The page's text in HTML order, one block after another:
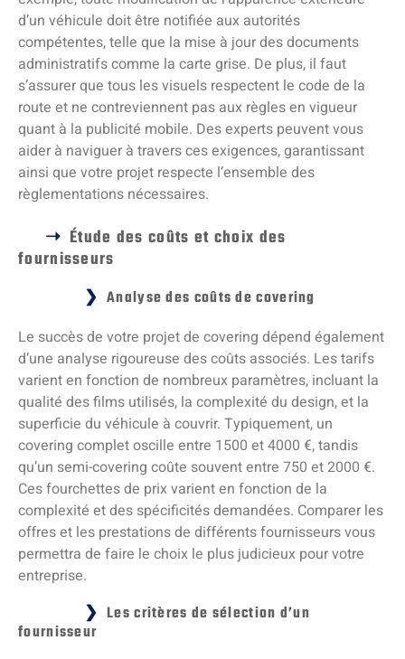
d’un véhicule doit être notifiée aux autorités
compétentes, telle que la mise à jour des documents
administratifs comme la carte grise. De plus, il faut
s’assurer que tous les visuels respectent le code de la
route et ne contreviennent pas aux règles en vigueur
quant à la publicité mobile. Des experts peuvent vous
aider à naviguer à travers ces exigences, garantissant
ainsi que votre projet respecte l’ensemble des
règlementations nécessaires.
Étude des coûts et choix des
fournisseurs
Analyse des coûts de covering
Le succès de votre projet de covering dépend également
d’une analyse rigoureuse des coûts associés. Les tarifs
varient en fonction de nombreux paramètres, incluant la
qualité des films utilisés, la complexité du design, et la
superficie du véhicule à couvrir. Typiquement, un
covering complet oscille entre 1500 et 4000 €, tandis
qu’un semi-covering coûte souvent entre 750 et 2000 €.
Ces fourchettes de prix varient en fonction de la
complexité et des spécificités demandées. Comparer les
offres et les prestations de différents fournisseurs vous
permettra de faire le choix le plus judicieux pour votre
entreprise.
Les critères de sélection d’un
fournisseur